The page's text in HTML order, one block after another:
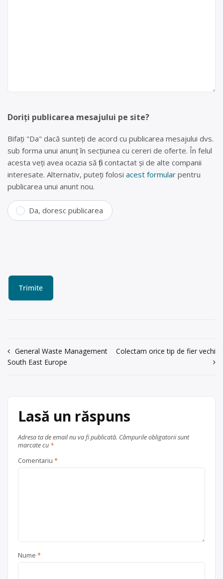
Doriți publicarea mesajului pe site?
Bifați "Da" dacă sunteți de acord cu publicarea mesajului dvs.
sub forma unui anunț în secțiunea cu cereri de oferte. În felul
acesta veți avea ocazia să fiți contactat și de alte companii
interesate. Alternativ, puteți folosi acest formular pentru
publicarea unui anunt nou.
Da, doresc publicarea
Navigare
în
General Waste Management
South East Europe
Colectam orice tip de fier vechi
Lasă un răspuns
Adresa ta de email nu va fi publicată. Câmpurile obligatorii sunt
marcate cu *
Comentariu *
Nume *